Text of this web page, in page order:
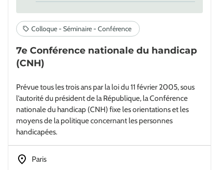
7e Conférence nationale du handicap
(CNH)
Prévue tous les trois ans par la loi du 11 février 2005, sous
l’autorité du président de la République, la Conférence
nationale du handicap (CNH) fixe les orientations et les
moyens de la politique concernant les personnes
handicapées.
Adresse
Paris